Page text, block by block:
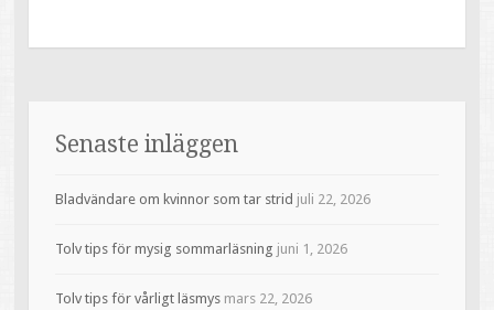
Senaste inläggen
Bladvändare om kvinnor som tar strid juli 22, 2026
Tolv tips för mysig sommarläsning juni 1, 2026
Tolv tips för vårligt läsmys mars 22, 2026